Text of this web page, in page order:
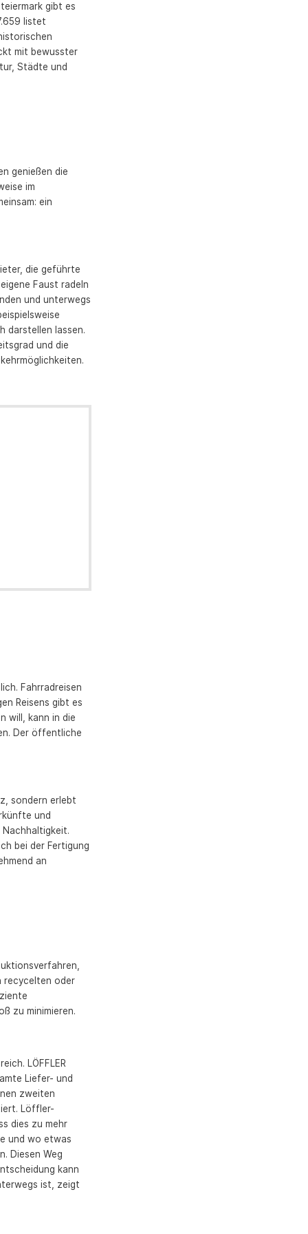
gibt es
listet
mit bewusster
Städte und
genießen die
im
ein
die geführte
Faust radeln
und unterwegs
darstellen lassen.
und die
Fahrradreisen
Reisens gibt es
will, kann in die
Der öffentliche
sondern erlebt
und
bei der Fertigung
an
recycelten oder
zu minimieren.
LÖFFLER
Liefer- und
zweiten
Löffler-
dies zu mehr
und wo etwas
Diesen Weg
kann
ist, zeigt